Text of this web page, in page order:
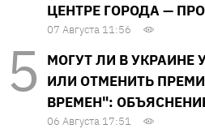
ЦЕНТРЕ ГОРОДА —
07 Августа 11:56
МОГУТ ЛИ В
ИЛИ ОТМЕНИТЬ
ВРЕМЕН":
06 Августа 17:51